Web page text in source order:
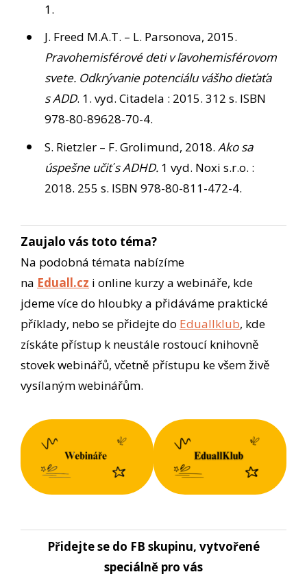
1.
J. Freed M.A.T. – L. Parsonova, 2015.
Pravohemisférové deti v ľavohemisférovom
svete. Odkrývanie potenciálu vášho dieťaťa
s ADD. 1. vyd. Citadela : 2015. 312 s. ISBN
978-80-89628-70-4.
S. Rietzler – F. Grolimund, 2018. Ako sa
úspešne učiť s ADHD. 1 vyd. Noxi s.r.o. :
2018. 255 s. ISBN 978-80-811-472-4.
Zaujalo vás toto téma?
Na podobná témata nabízíme
na Eduall.cz i online kurzy a webináře, kde
jdeme více do hloubky a přidáváme praktické
příklady, nebo se přidejte do Eduallklub, kde
získáte přístup k neustále rostoucí knihovně
stovek webinářů, včetně přístupu ke všem živě
vysílaným webinářům.
Přidejte se do FB skupinu, vytvořené
speciálně pro vás